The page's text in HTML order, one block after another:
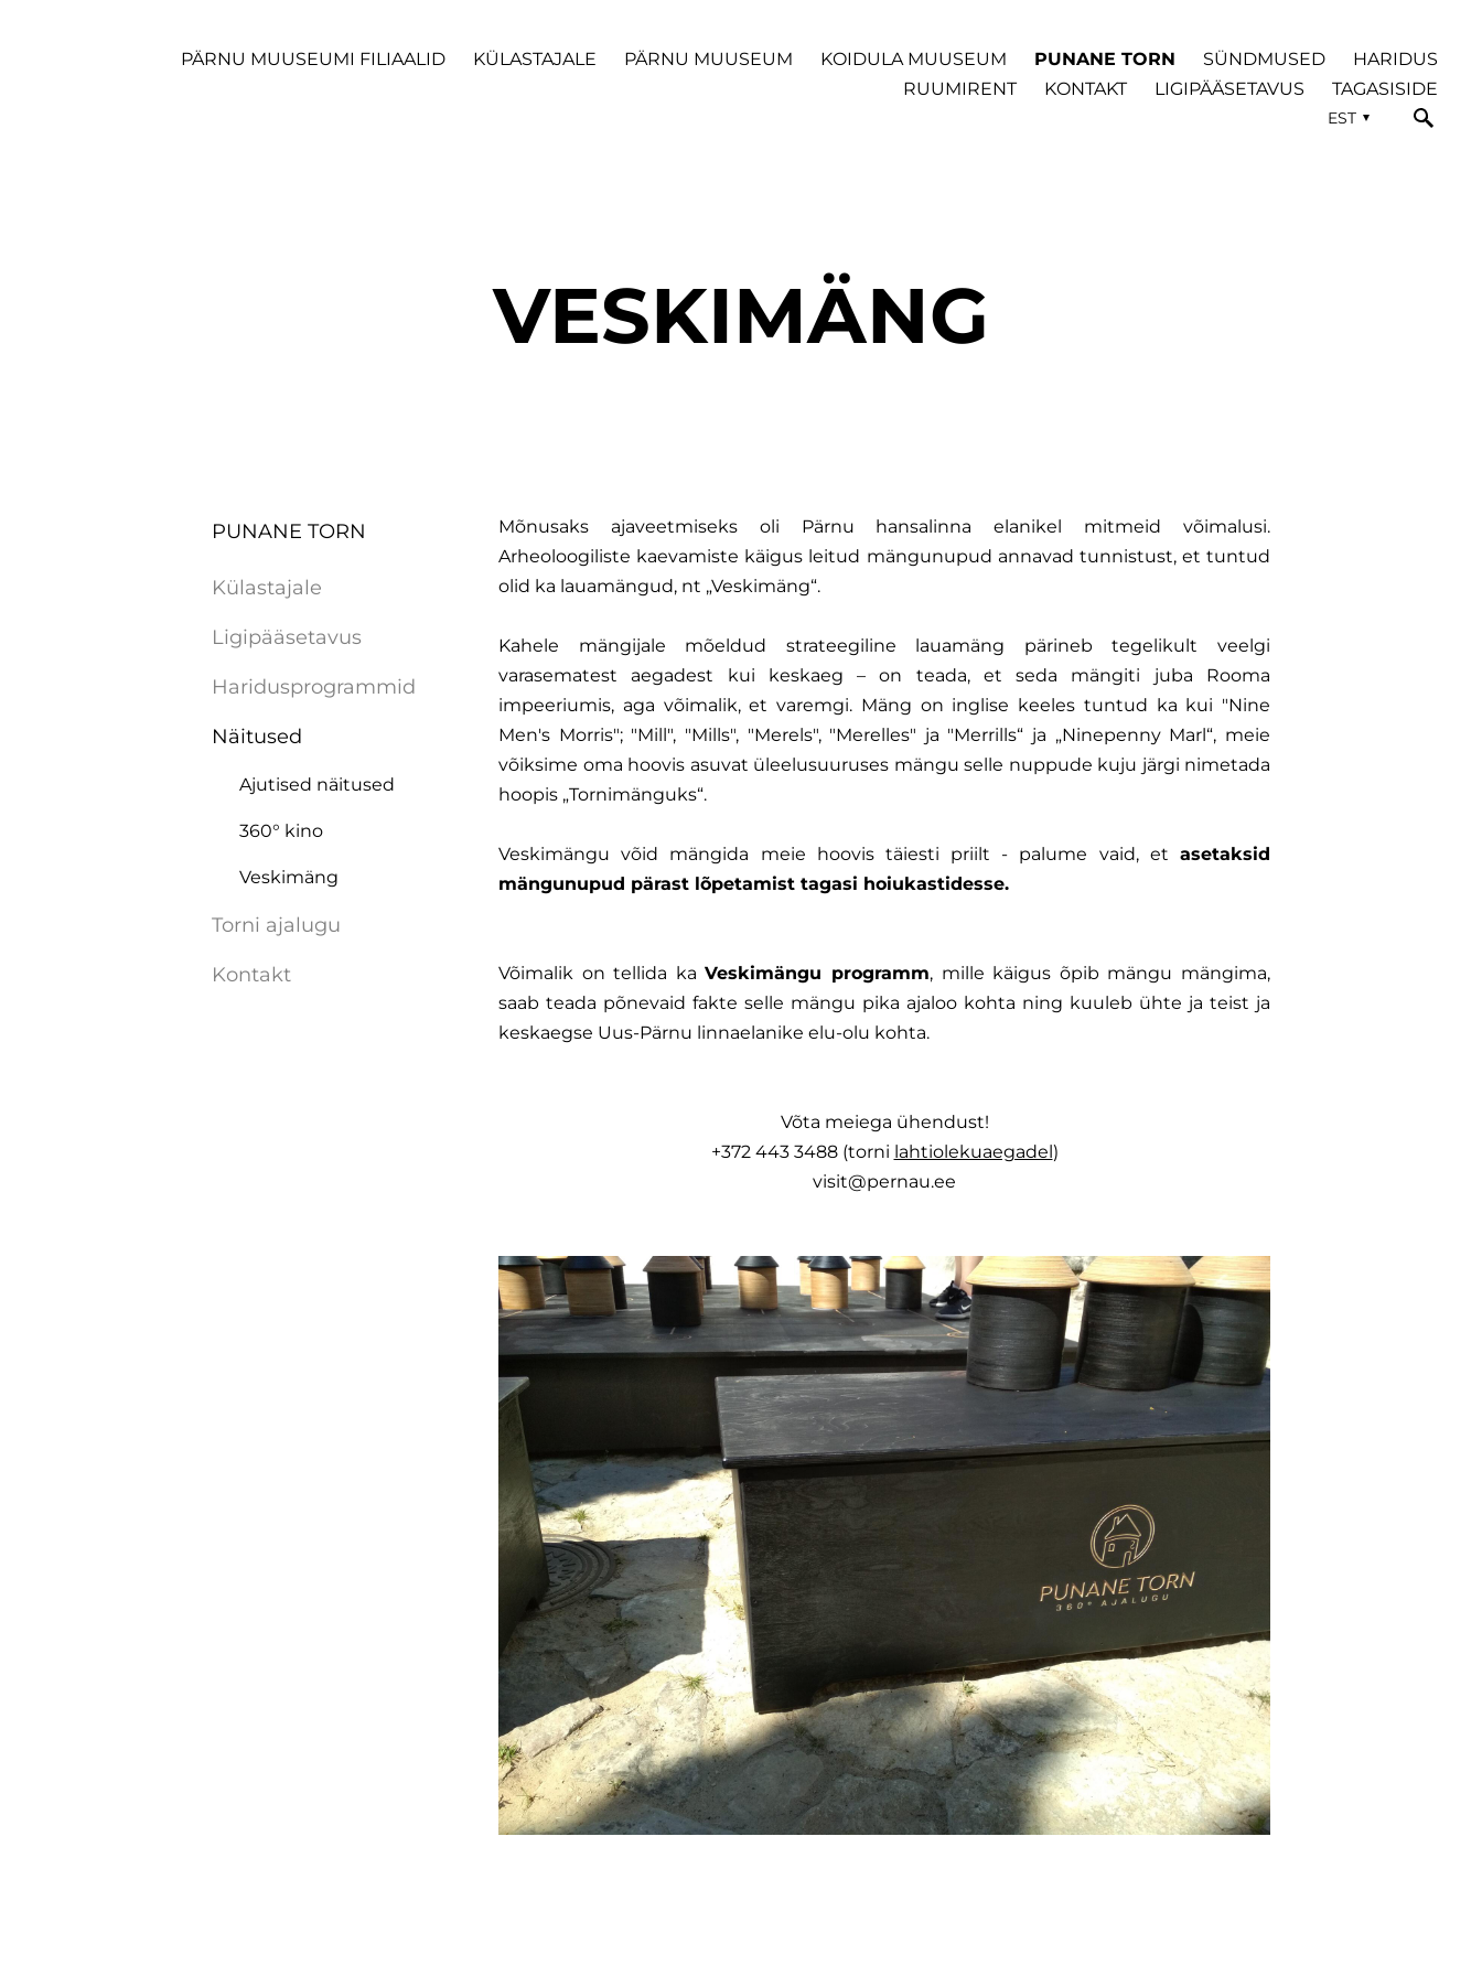
PÄRNU MUUSEUMI FILIAALID KÜLASTAJALE PÄRNU MUUSEUM KOIDULA MUUSEUM PUNANE TORN SÜNDMUSED
HARIDUS
RUUMIRENT
KONTAKT LIGIPÄÄSETAVUS TAGASISIDE
EST
VESKIMÄNG
PUNANE TORN
Külastajale
Ligipääsetavus
Haridusprogrammid
Näitused
Ajutised näitused
360° kino
Veskimäng
Torni ajalugu
Kontakt
Mõnusaks ajaveetmiseks oli Pärnu hansalinna elanikel mitmeid võimalusi.
Arheoloogiliste kaevamiste käigus leitud mängunupud annavad tunnistust, et tuntud
olid ka lauamängud, nt „Veskimäng“.
Kahele mängijale mõeldud strateegiline lauamäng pärineb tegelikult veelgi
varasematest aegadest kui keskaeg – on teada, et seda mängiti juba Rooma
impeeriumis, aga võimalik, et varemgi. Mäng on inglise keeles tuntud ka kui "Nine
Men's Morris"; "Mill", "Mills", "Merels", "Merelles" ja "Merrills“ ja „Ninepenny Marl“, meie
võiksime oma hoovis asuvat üleelusuuruses mängu selle nuppude kuju järgi nimetada
hoopis „Tornimänguks“.
Veskimängu võid mängida meie hoovis täiesti priilt - palume vaid, et asetaksid
mängunupud pärast lõpetamist tagasi hoiukastidesse.
Võimalik on tellida kaVeskimängu programm, mille käigus õpib mängu mängima,
saab teada põnevaid fakte selle mängu pika ajaloo kohta ning kuuleb ühte ja teist ja
keskaegse Uus-Pärnu linnaelanike elu-olu kohta.
Võta meiega ühendust!
+372 443 3488 (torni lahtiolekuaegadel)
visit@pernau.ee